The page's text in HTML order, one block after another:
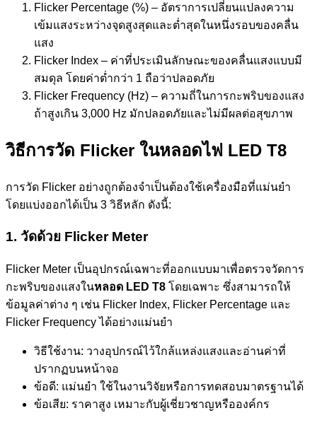
Flicker Percentage (%) – อัตราการเปลี่ยนแปลงความ
เข้มแสงระหว่างจุดสูงสุดและต่ำสุดในหนึ่งรอบของคลื่น
แสง
Flicker Index – ค่าที่ประเมินลักษณะของคลื่นแสงแบบมี
สมดุล โดยค่าต่ำกว่า 1 ถือว่าปลอดภัย
Flicker Frequency (Hz) – ความถี่ในการกะพริบของแสง
ถ้าสูงเกิน 3,000 Hz มักปลอดภัยและไม่มีผลต่อสุขภาพ
วิธีการวัด Flicker ในหลอดไฟ LED T8
การวัด Flicker อย่างถูกต้องจำเป็นต้องใช้เครื่องมือที่แม่นยำ
โดยแบ่งออกได้เป็น 3 วิธีหลัก ดังนี้:
1. วัดด้วย Flicker Meter
Flicker Meter เป็นอุปกรณ์เฉพาะที่ออกแบบมาเพื่อตรวจวัดการ
กะพริบของแสงในหลอด LED T8 โดยเฉพาะ ซึ่งสามารถให้
ข้อมูลค่าต่าง ๆ เช่น Flicker Index, Flicker Percentage และ
Flicker Frequency ได้อย่างแม่นยำ
วิธีใช้งาน: วางอุปกรณ์ไว้ใกล้แหล่งแสงและอ่านค่าที่
ปรากฏบนหน้าจอ
ข้อดี: แม่นยำ ใช้ในงานวิจัยหรือการทดสอบมาตรฐานได้
ข้อเสีย: ราคาสูง เหมาะกับผู้เชี่ยวชาญหรือองค์กร